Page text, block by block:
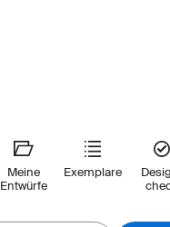
Meine
Entwürfe
Exemplare